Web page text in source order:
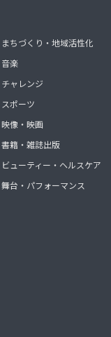
まちづくり・地域活性化
音楽
チャレンジ
スポーツ
映像・映画
書籍・雑誌出版
ビューティー・ヘルスケア
舞台・パフォーマンス